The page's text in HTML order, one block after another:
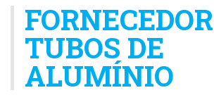
FORNECEDOR
TUBOS DE
ALUMÍNIO